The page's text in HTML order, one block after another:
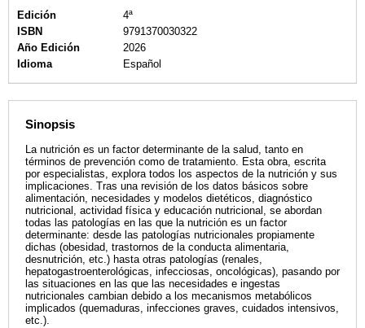
Edición
4ª
ISBN
9791370030322
Año Edición
2026
Idioma
Español
Sinopsis
La nutrición es un factor determinante de la salud, tanto en
términos de prevención como de tratamiento. Esta obra, escrita
por especialistas, explora todos los aspectos de la nutrición y sus
implicaciones. Tras una revisión de los datos básicos sobre
alimentación, necesidades y modelos dietéticos, diagnóstico
nutricional, actividad física y educación nutricional, se abordan
todas las patologías en las que la nutrición es un factor
determinante: desde las patologías nutricionales propiamente
dichas (obesidad, trastornos de la conducta alimentaria,
desnutrición, etc.) hasta otras patologías (renales,
hepatogastroenterológicas, infecciosas, oncológicas), pasando por
las situaciones en las que las necesidades e ingestas
nutricionales cambian debido a los mecanismos metabólicos
implicados (quemaduras, infecciones graves, cuidados intensivos,
etc.).